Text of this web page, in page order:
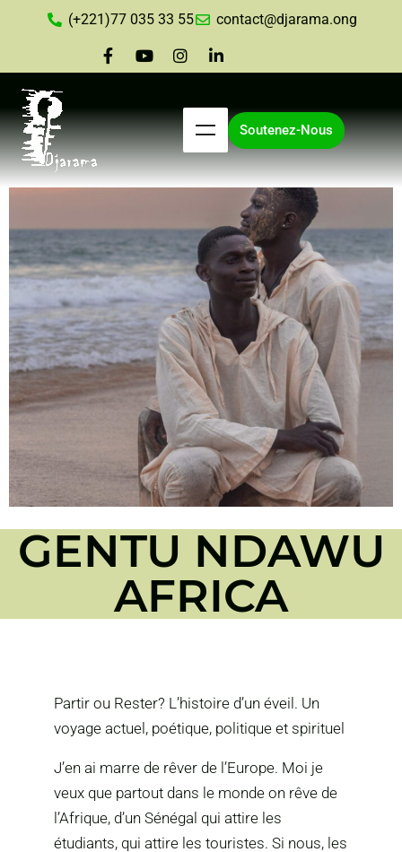
(+221)77 035 33 55 contact@djarama.ong
Soutenez-Nous
GENTU NDAWU
AFRICA
Partir ou Rester? L’histoire d’un éveil. Un
voyage actuel, poétique, politique et spirituel
J’en ai marre de rêver de l’Europe. Moi je
veux que partout dans le monde on rêve de
l’Afrique, d’un Sénégal qui attire les
étudiants, qui attire les touristes. Si nous, les